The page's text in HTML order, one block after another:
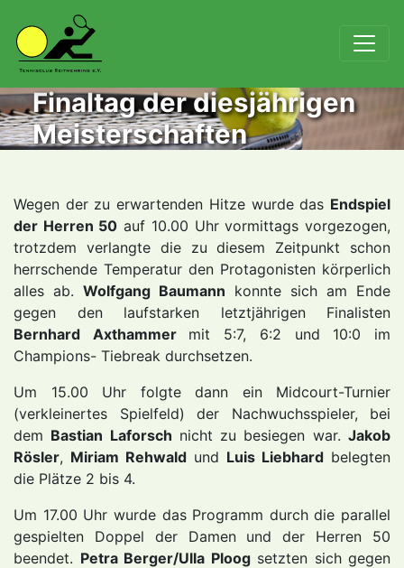
Finaltag der diesjährigen
Meisterschaften
Wegen der zu erwartenden Hitze wurde das Endspiel
der Herren 50 auf 10.00 Uhr vormittags vorgezogen,
trotzdem verlangte die zu diesem Zeitpunkt schon
herrschende Temperatur den Protagonisten körperlich
alles ab. Wolfgang Baumann konnte sich am Ende
gegen den laufstarken letztjährigen Finalisten
Bernhard Axthammer mit 5:7, 6:2 und 10:0 im
Champions- Tiebreak durchsetzen.
Um 15.00 Uhr folgte dann ein Midcourt-Turnier
(verkleinertes Spielfeld) der Nachwuchsspieler, bei
dem Bastian Laforsch nicht zu besiegen war.Jakob
Rösler, Miriam Rehwald und Luis Liebhardbelegten
die Plätze 2 bis 4.
Um 17.00 Uhr wurde das Programm durch die parallel
gespielten Doppel der Damen und der Herren 50
beendet. Petra Berger/Ulla Ploogsetzten sich gegen